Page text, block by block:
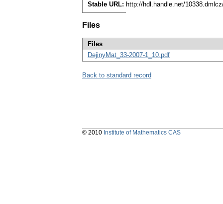
Stable URL: http://hdl.handle.net/
Files
Files
DejinyMat_33-2007-1_10.pdf
Back to standard record
© 2010 Institute of Mathematics CAS